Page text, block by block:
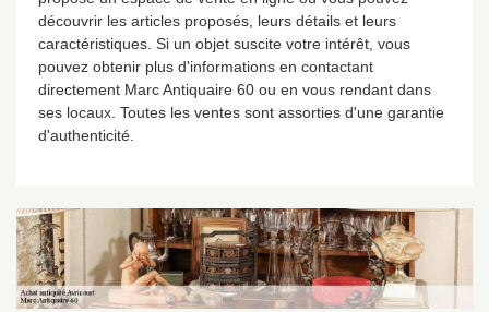
découvrir les articles proposés, leurs détails et leurs
caractéristiques. Si un objet suscite votre intérêt, vous
pouvez obtenir plus d'informations en contactant
directement Marc Antiquaire 60 ou en vous rendant dans
ses locaux. Toutes les ventes sont assorties d'une garantie
d'authenticité.